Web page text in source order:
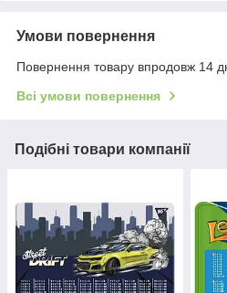
Умови повернення
Повернення товару впродовж 14
Всі умови повернення
Подібні товари компанії